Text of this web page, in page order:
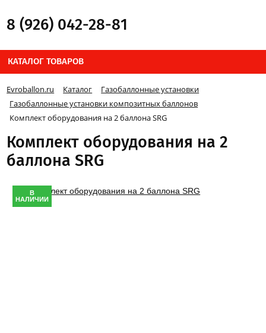
8 (926) 042-28-81
КАТАЛОГ ТОВАРОВ
Evroballon.ru Каталог
Газобаллонные установки
Газобаллонные установки композитных баллонов
Комплект оборудования на 2 баллона SRG
Комплект оборудования на 2
баллона SRG
В
НАЛИЧИИ